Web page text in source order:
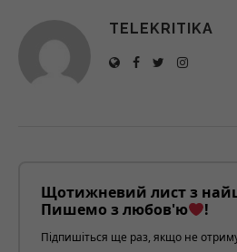
TELEKRITIKA
Щотижневий лист з
Пишемо з любов'ю
!
Підпишіться ще раз, якщо не